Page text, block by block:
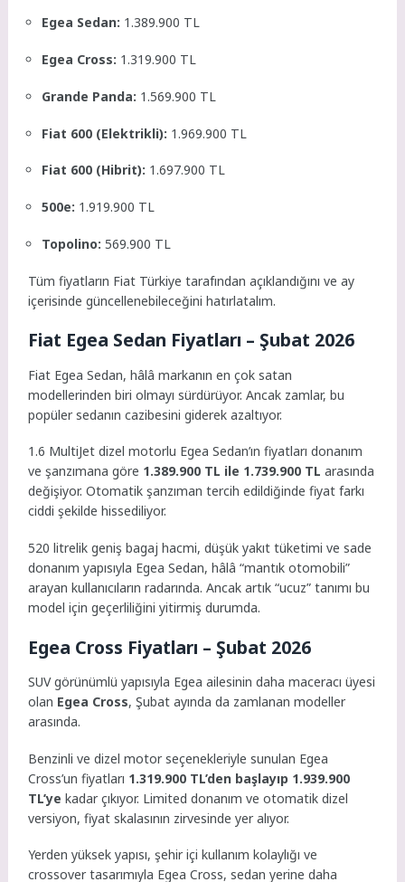
Egea Sedan: 1.389.900 TL
Egea Cross: 1.319.900 TL
Grande Panda: 1.569.900 TL
Fiat 600 (Elektrikli): 1.969.900 TL
Fiat 600 (Hibrit): 1.697.900 TL
500e: 1.919.900 TL
Topolino: 569.900 TL
Tüm fiyatların Fiat Türkiye tarafından açıklandığını ve ay
içerisinde güncellenebileceğini hatırlatalım.
Fiat Egea Sedan Fiyatları – Şubat 2026
Fiat Egea Sedan, hâlâ markanın en çok satan
modellerinden biri olmayı sürdürüyor. Ancak zamlar, bu
popüler sedanın cazibesini giderek azaltıyor.
1.6 MultiJet dizel motorlu Egea Sedan’ın fiyatları donanım
ve şanzımana göre 1.389.900 TL ile 1.739.900 TL arasında
değişiyor. Otomatik şanzıman tercih edildiğinde fiyat farkı
ciddi şekilde hissediliyor.
520 litrelik geniş bagaj hacmi, düşük yakıt tüketimi ve sade
donanım yapısıyla Egea Sedan, hâlâ “mantık otomobili”
arayan kullanıcıların radarında. Ancak artık “ucuz” tanımı bu
model için geçerliliğini yitirmiş durumda.
Egea Cross Fiyatları – Şubat 2026
SUV görünümlü yapısıyla Egea ailesinin daha maceracı üyesi
olan Egea Cross, Şubat ayında da zamlanan modeller
arasında.
Benzinli ve dizel motor seçenekleriyle sunulan Egea
Cross’un fiyatları 1.319.900 TL’den başlayıp 1.939.900
TL’ye kadar çıkıyor. Limited donanım ve otomatik dizel
versiyon, fiyat skalasının zirvesinde yer alıyor.
Yerden yüksek yapısı, şehir içi kullanım kolaylığı ve
crossover tasarımıyla Egea Cross, sedan yerine daha